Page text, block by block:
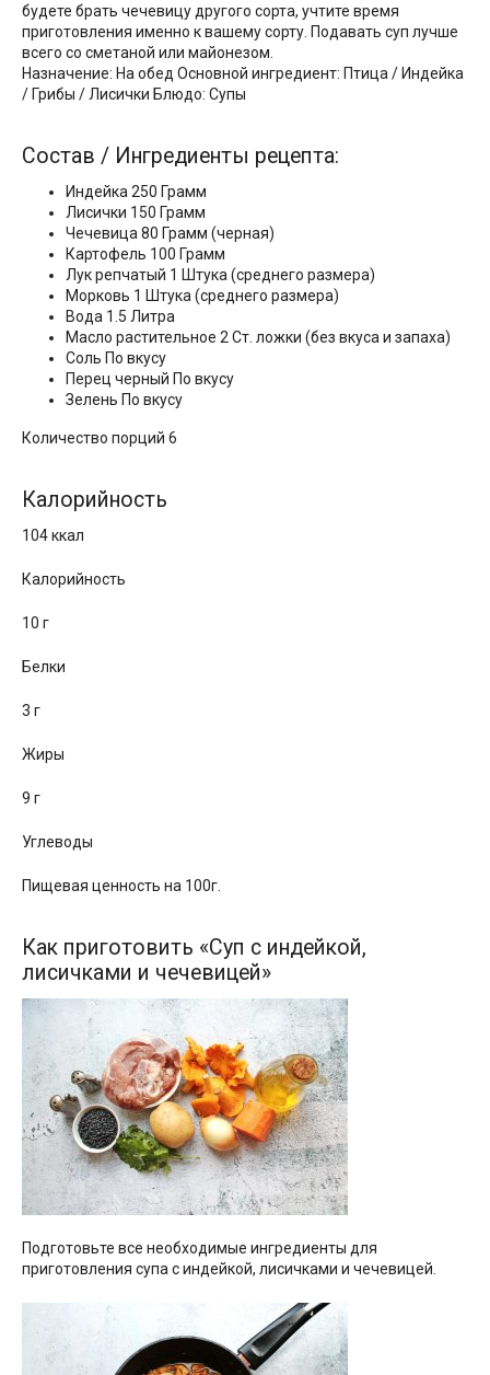
будете брать чечевицу другого сорта, учтите время
приготовления именно к вашему сорту. Подавать суп лучше
всего со сметаной или майонезом.
Назначение: На обед Основной ингредиент: Птица / Индейка
/ Грибы / Лисички Блюдо: Супы
Состав / Ингредиенты рецепта:
Индейка 250 Грамм
Лисички 150 Грамм
Чечевица 80 Грамм (черная)
Картофель 100 Грамм
Лук репчатый 1 Штука (среднего размера)
Морковь 1 Штука (среднего размера)
Вода 1.5 Литра
Масло растительное 2 Ст. ложки (без вкуса и запаха)
Соль По вкусу
Перец черный По вкусу
Зелень По вкусу
Количество порций 6
Калорийность
104 ккал
Калорийность
10 г
Белки
3 г
Жиры
9 г
Углеводы
Пищевая ценность на 100г.
Как приготовить «Суп с индейкой,
лисичками и чечевицей»
Подготовьте все необходимые ингредиенты для
приготовления супа с индейкой, лисичками и чечевицей.